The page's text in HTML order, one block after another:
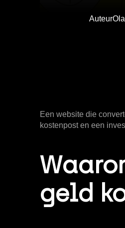
Auteur
Een website die
kostenpost en een
geld